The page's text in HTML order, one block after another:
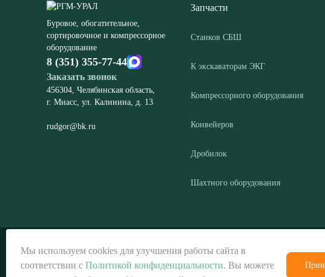
Буровое, обогатительное,
сортировочное и компрессорное
оборудование
8 (351) 355-77-44
Заказать звонок
456304, Челябинская область,
г. Миасс, ул. Калинина, д. 13
rudgor@bk.ru
Запчасти
Станков СБШ
К экскаваторам ЭКГ
Компрессорного оборудования
Конвейеров
Дробилок
Шахтного оборудования
© ООО «РГМ-УРАЛ», 2026
Мы используем cookies для улучшения работы сайта в
соответствии с Политикой конфиденциальности. Вы можете